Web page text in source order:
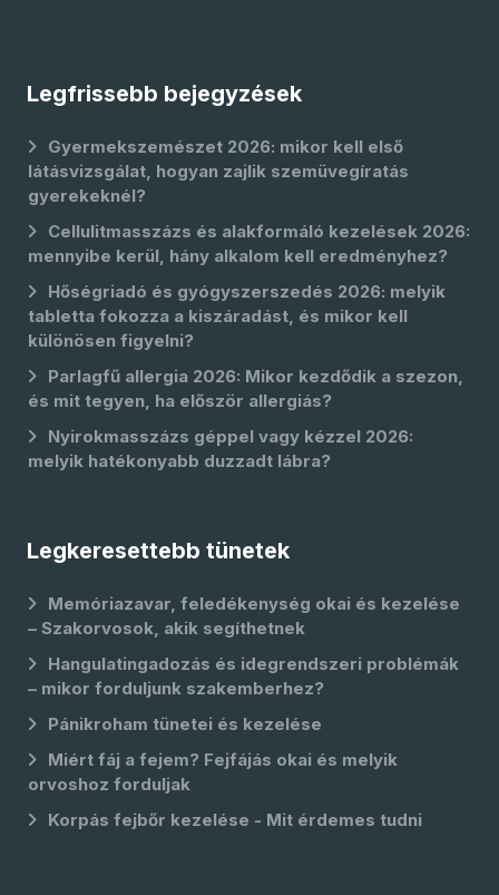
Legfrissebb bejegyzések
Gyermekszemészet 2026: mikor kell első
látásvizsgálat, hogyan zajlik szemüvegíratás
gyerekeknél?
Cellulitmasszázs és alakformáló kezelések 2026:
mennyibe kerül, hány alkalom kell eredményhez?
Hőségriadó és gyógyszerszedés 2026: melyik
tabletta fokozza a kiszáradást, és mikor kell
különösen figyelni?
Parlagfű allergia 2026: Mikor kezdődik a szezon,
és mit tegyen, ha először allergiás?
Nyirokmasszázs géppel vagy kézzel 2026:
melyik hatékonyabb duzzadt lábra?
Legkeresettebb tünetek
Memóriazavar, feledékenység okai és kezelése
– Szakorvosok, akik segíthetnek
Hangulatingadozás és idegrendszeri problémák
– mikor forduljunk szakemberhez?
Pánikroham tünetei és kezelése
Miért fáj a fejem? Fejfájás okai és melyik
orvoshoz forduljak
Korpás fejbőr kezelése - Mit érdemes tudni